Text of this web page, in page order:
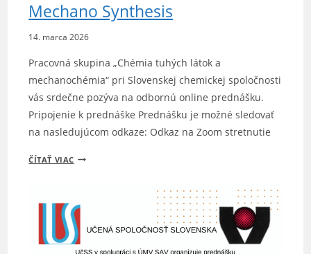
CHÉMII
PRE
2026
Mechano Synthesis
14. marca 2026
Pracovná skupina „Chémia tuhých látok a
mechanochémia“ pri Slovenskej chemickej spoločnosti
vás srdečne pozýva na odbornú online prednášku.
Pripojenie k prednáške Prednášku je možné sledovať
na nasledujúcom odkaze: Odkaz na Zoom stretnutie
ČÍTAŤ VIACPOZVÁNKA
PREDNÁŠKU:
THE
ELEGANCE